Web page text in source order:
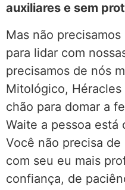
auxiliares e sem
Mas não
para lidar com
precisamos de nós
Mitológico,
chão para domar a
Waite a pessoa está
Você não precisa
com seu eu mais
confiança, de